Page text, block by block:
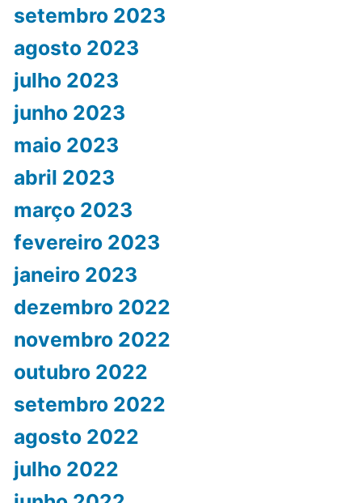
setembro 2023
agosto 2023
julho 2023
junho 2023
maio 2023
abril 2023
março 2023
fevereiro 2023
janeiro 2023
dezembro 2022
novembro 2022
outubro 2022
setembro 2022
agosto 2022
julho 2022